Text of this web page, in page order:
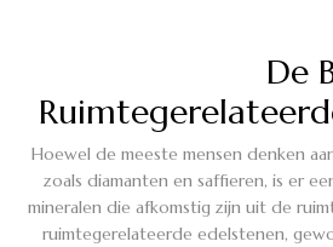
De
Hoewel de meeste mensen denken
zoals diamanten en saffieren, is er
mineralen die afkomstig zijn uit de
ruimtegerelateerde edelstenen,